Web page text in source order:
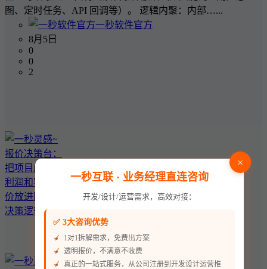
图、定时任务、API 回调等）。 逻辑内聚：内部…...
一秒软件官方
8月5日
0
0
2
×
一秒互联 · 业务经理直连咨询
开发/设计/运营需求，高效对接：
✅ 3大咨询优势
1对1拆解需求，免费出方案
透明报价，不满意不收费
真正的一站式服务，从公司注册到开发设计运营推